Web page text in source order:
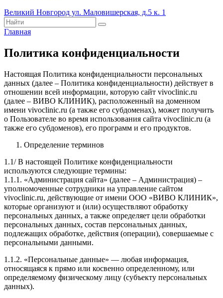
Великий Новгород ул. Маловишерская, д.5 к. 1
Главная
Политика конфиденциальности
Настоящая Политика конфиденциальности персональных
данных (далее – Политика конфиденциальности) действует в
отношении всей информации, которую сайт vivoclinic.ru
(далее – ВИВО КЛИНИК), расположенный на доменном
имени vivoclinic.ru (а также его субдоменах), может получить
о Пользователе во время использования сайта vivoclinic.ru (а
также его субдоменов), его программ и его продуктов.
Определение терминов
1.1/ В настоящей Политике конфиденциальности
используются следующие термины:
1.1.1. «Администрация сайта» (далее – Администрация) –
уполномоченные сотрудники на управление сайтом
vivoclinic.ru, действующие от имени ООО «ВИВО КЛИНИК»,
которые организуют и (или) осуществляют обработку
персональных данных, а также определяет цели обработки
персональных данных, состав персональных данных,
подлежащих обработке, действия (операции), совершаемые с
персональными данными.
1.1.2. «Персональные данные» — любая информация,
относящаяся к прямо или косвенно определенному, или
определяемому физическому лицу (субъекту персональных
данных).